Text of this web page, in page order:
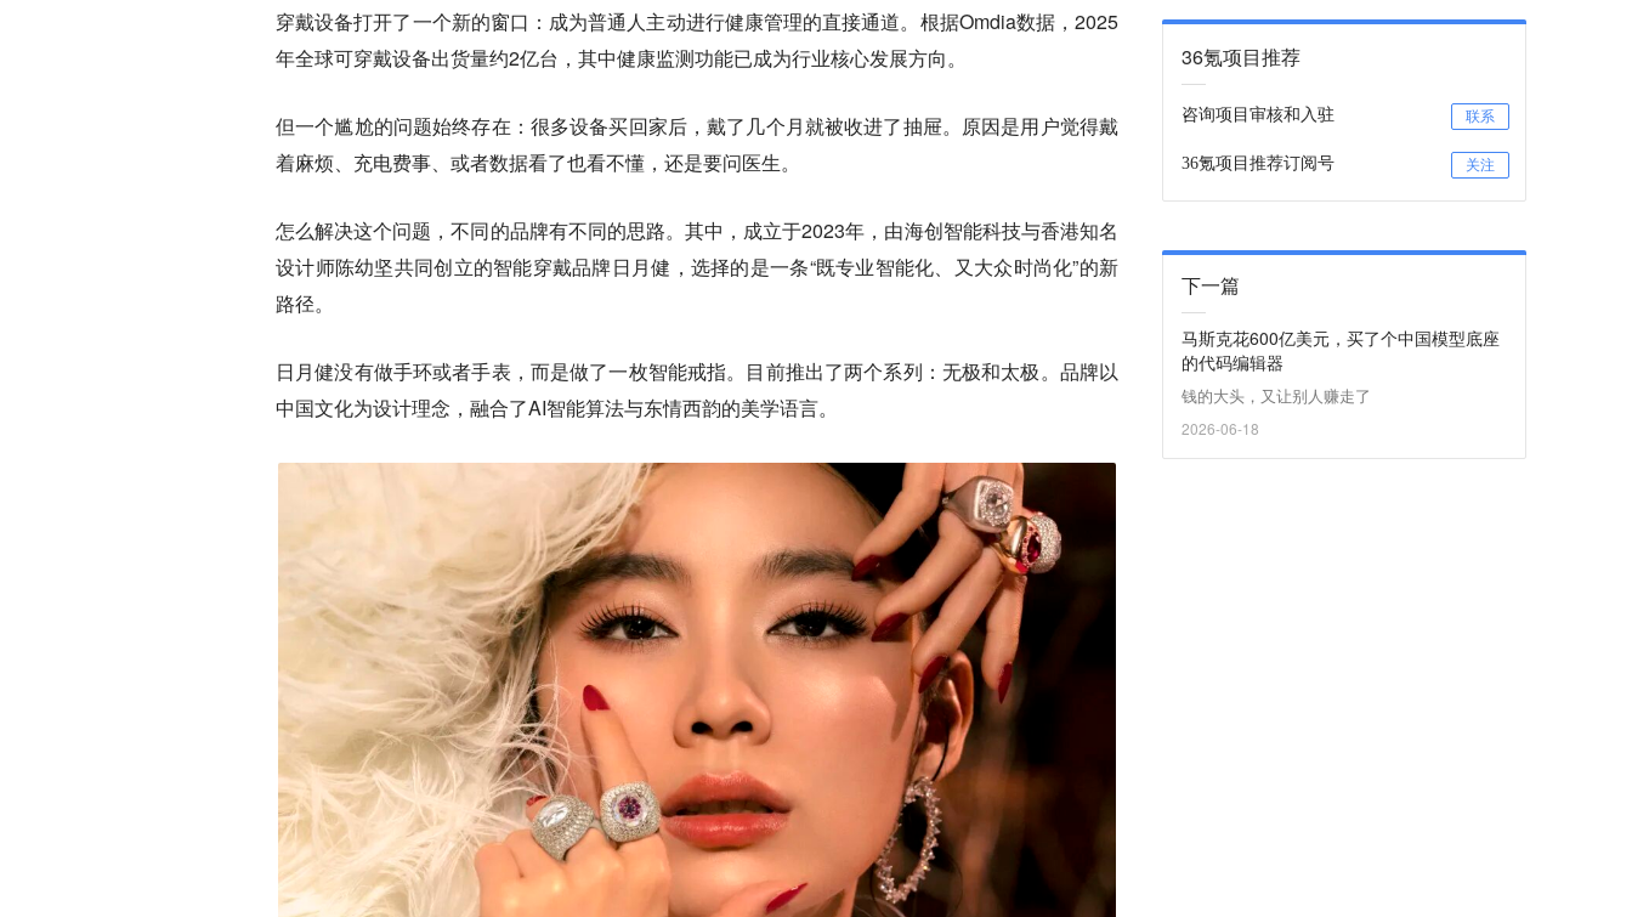
穿戴设备打开了一个新的窗口：成为普通人主动进行健康管理的直接通道。根据Omdia数据，2025
年全球可穿戴设备出货量约2亿台，其中健康监测功能已成为行业核心发展方向。
但一个尴尬的问题始终存在：很多设备买回家后，戴了几个月就被收进了抽屉。原因是用户觉得戴
着麻烦、充电费事、或者数据看了也看不懂，还是要问医生。
怎么解决这个问题，不同的品牌有不同的思路。其中，成立于2023年，由海创智能科技与香港知名
设计师陈幼坚共同创立的智能穿戴品牌日月健，选择的是一条“既专业智能化、又大众时尚化”的新
路径。
日月健没有做手环或者手表，而是做了一枚智能戒指。目前推出了两个系列：无极和太极。品牌以
中国文化为设计理念，融合了AI智能算法与东情西韵的美学语言。
36氪项目推荐
咨询项目审核和入驻 联系
36氪项目推荐订阅号 关注
下一篇
马斯克花600亿美元，买了个中国模型底座
的代码编辑器
钱的大头，又让别人赚走了
2026-06-18